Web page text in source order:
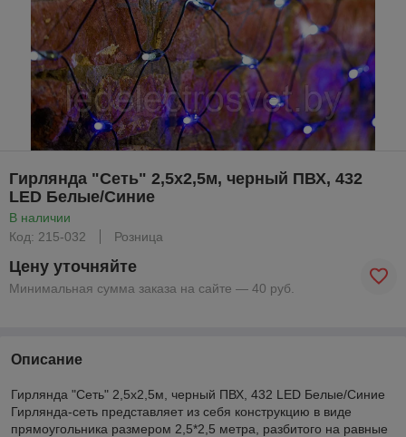
Гирлянда "Сеть" 2,5х2,5м, черный ПВХ, 432
LED Белые/Синие
В наличии
Код: 215-032
Розница
Цену уточняйте
Минимальная сумма заказа на сайте — 40 руб.
Описание
Гирлянда "Сеть" 2,5х2,5м, черный ПВХ, 432 LED Белые/Синие
Гирлянда-сеть представляет из себя конструкцию в виде
прямоугольника размером 2,5*2,5 метра, разбитого на равные